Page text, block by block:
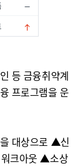
등 금융취약계
프로그램을 운
대상으로 ▲신
크아웃 ▲소상